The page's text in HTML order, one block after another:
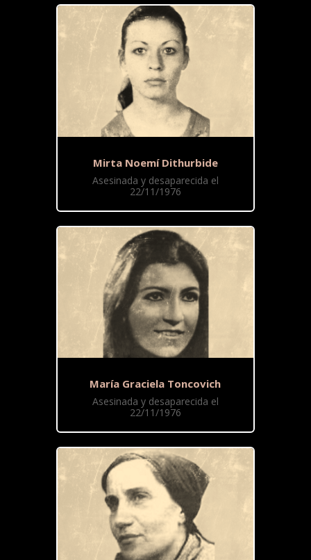
Mirta Noemí Dithurbide
Asesinada y desaparecida el
22/11/1976
María Graciela Toncovich
Asesinada y desaparecida el
22/11/1976